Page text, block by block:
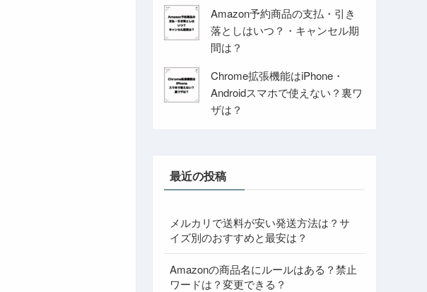
Amazon予約商品の支払・引き
落としはいつ？・キャンセル期
間は？
Chrome拡張機能はiPhone・
Androidスマホで使えない？裏ワ
ザは？
最近の投稿
メルカリで送料が安い発送方法は？サ
イズ別のおすすめと最安は？
Amazonの商品名にルールはある？禁止
ワードは？変更できる？